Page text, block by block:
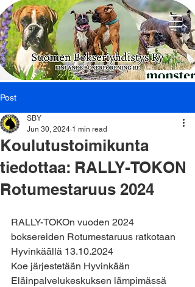
Post
Koulutustoimikunta
tiedottaa: RALLY-TOKON
Rotumestaruus 2024
SBY
Jun 30, 2024 1 min read
RALLY-TOKOn vuoden 2024
boksereiden Rotumestaruus ratkotaan
Hyvinkäällä 13.10.2024
Koe järjestetään Hyvinkään
Eläinpalvelukeskuksen lämpimässä